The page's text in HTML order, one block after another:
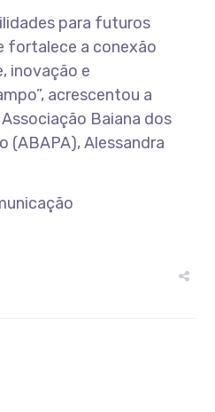
para futuros
fortalece a conexão
inovação e
acrescentou a
Baiana dos
(ABAPA), Alessandra